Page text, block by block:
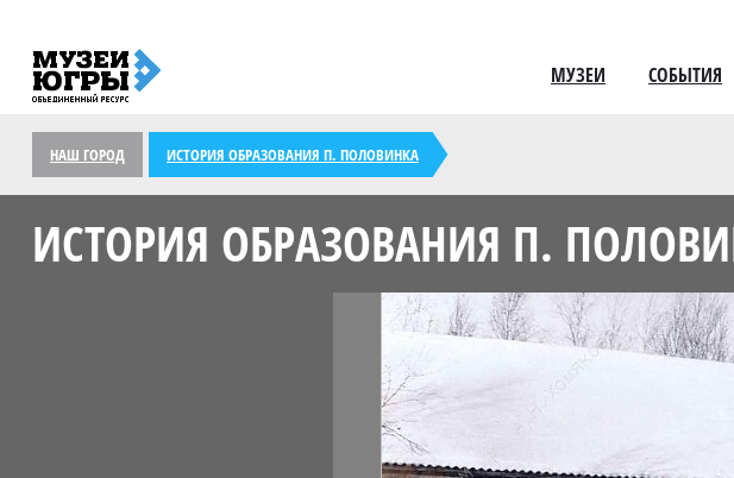
МУЗЕИ СОБЫТИЯ
НАШ ГОРОД ИСТОРИЯ ОБРАЗОВАНИЯ П. ПОЛОВИНКА
ИСТОРИЯ ОБРАЗОВАНИЯ П.
<